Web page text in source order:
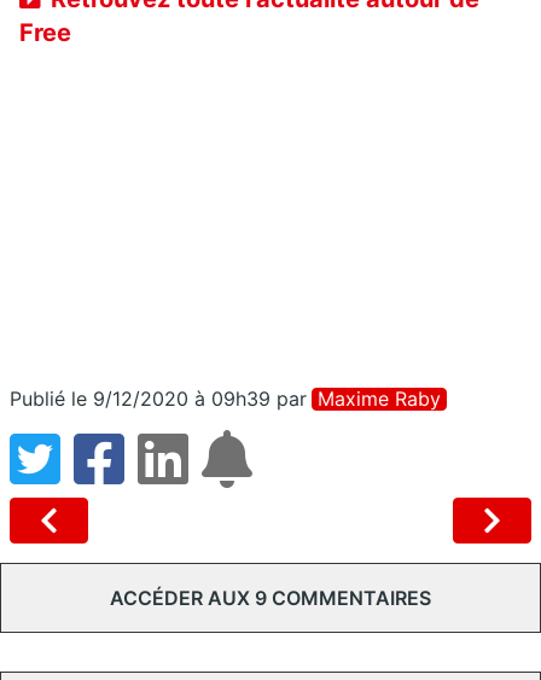
Free
Publié le 9/12/2020 à 09h39 par Maxime Raby
ACCÉDER AUX 9 COMMENTAIRES